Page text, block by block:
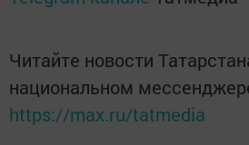
Читайте новости
национальном
https://max.ru/tatmedia